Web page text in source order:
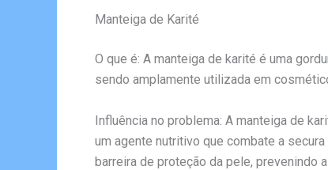
Manteiga de Karité
O que é: A manteiga de karité é uma
sendo amplamente utilizada em
Influência no problema: A manteiga de
um agente nutritivo que combate a
barreira de proteção da pele, prevenindo